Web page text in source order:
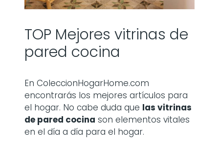
TOP Mejores vitrinas de
pared cocina
En ColeccionHogarHome.com
encontrarás los mejores artículos para
el hogar. No cabe duda que las vitrinas
de pared cocina son elementos vitales
en el día a día para el hogar.